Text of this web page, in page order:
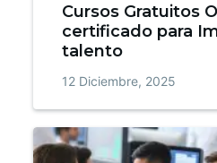
Cursos Gratuitos
certificado para
talento
12 Diciembre, 2025